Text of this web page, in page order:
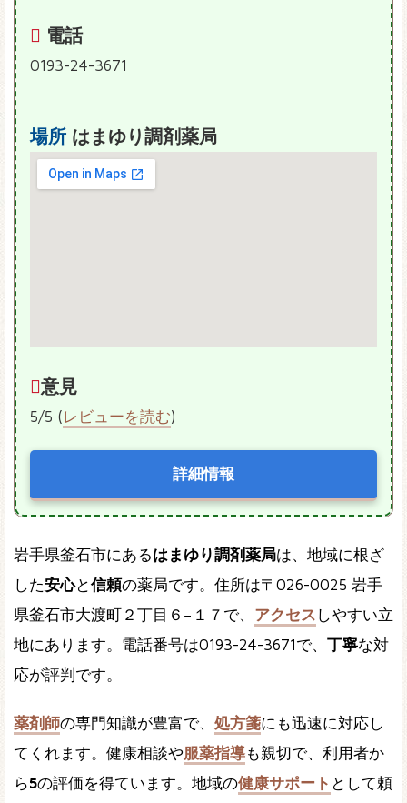
電話
0193-24-3671
場所 はまゆり調剤薬局
意見
5/5 (レビューを読む)
詳細情報
岩手県釜石市にあるはまゆり調剤薬局は、地域に根ざ
した安心と信頼の薬局です。住所は〒026-0025 岩手
県釜石市大渡町２丁目６−１７で、 アクセス しやすい立
地にあります。電話番号は0193-24-3671で、 丁寧な対
応が評判です。
薬剤師の専門知識が豊富で、 処方箋にも迅速に対応し
てくれます。健康相談や服薬指導も親切で、利用者か
ら5の評価を得ています。地域の健康サポート として頼